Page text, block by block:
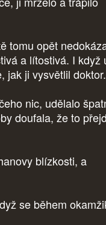
tomu opět
a lítostivá. I když
jak ji vysvětlil doktor.
nic, udělalo
doufala, že to
blízkosti, a
se během